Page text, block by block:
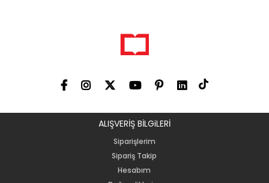
ALIŞVERİŞ BİLGiLERİ
Siparişlerim
Sipariş Takip
Hesabım